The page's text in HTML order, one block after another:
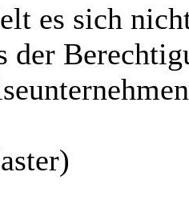
es sich
der